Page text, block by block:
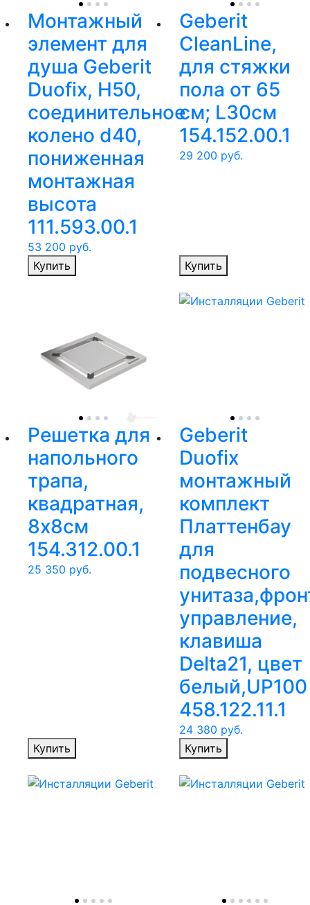
Монтажный
элемент для
душа Geberit
Duofix, H50,
соединительное
колено d40,
пониженная
монтажная
высота
111.593.00.1
53 200 руб.
Купить
Geberit
CleanLine,
для стяжки
пола от 65
см; L30см
154.152.00.1
29 200 руб.
Купить
Решетка для
напольного
трапа,
квадратная,
8х8см
154.312.00.1
25 350 руб.
Купить
Geberit
Duofix
монтажный
комплект
Платтенбау
для
подвесного
управление,
клавиша
Delta21, цвет
белый,UP100
458.122.11.1
24 380 руб.
Купить